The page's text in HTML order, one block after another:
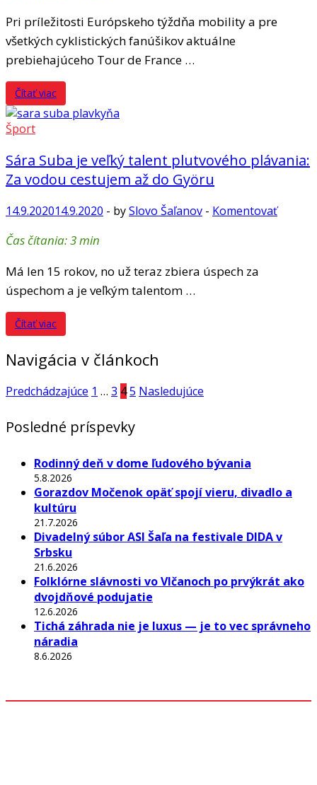
Pri príležitosti Európskeho týždňa mobility a pre
všetkých cyklistických fanúšikov aktuálne
prebiehajúceho Tour de France …
Čítať viac
Šport
Sára Suba je veľký talent plutvového plávania:
Za vodou cestujem až do Györu
14.9.202014.9.2020 - bySlovo Šaľanov - Komentovať
Čas čítania:3min
Má len 15 rokov, no už teraz zbiera úspech za
úspechom a je veľkým talentom …
Čítať viac
Navigácia v článkoch
Predchádzajúce 1 … 3 45 Nasledujúce
Posledné príspevky
Rodinný deň v dome ľudového bývania
5.8.2026
Gorazdov Močenok opäť spojí vieru, divadlo a
kultúru
21.7.2026
Divadelný súbor ASI Šaľa na festivale DIDA v
Srbsku
21.6.2026
Folklórne slávnosti vo Vlčanoch po prvýkrát ako
dvojdňové podujatie
12.6.2026
Tichá záhrada nie je luxus — je to vec správneho
náradia
8.6.2026